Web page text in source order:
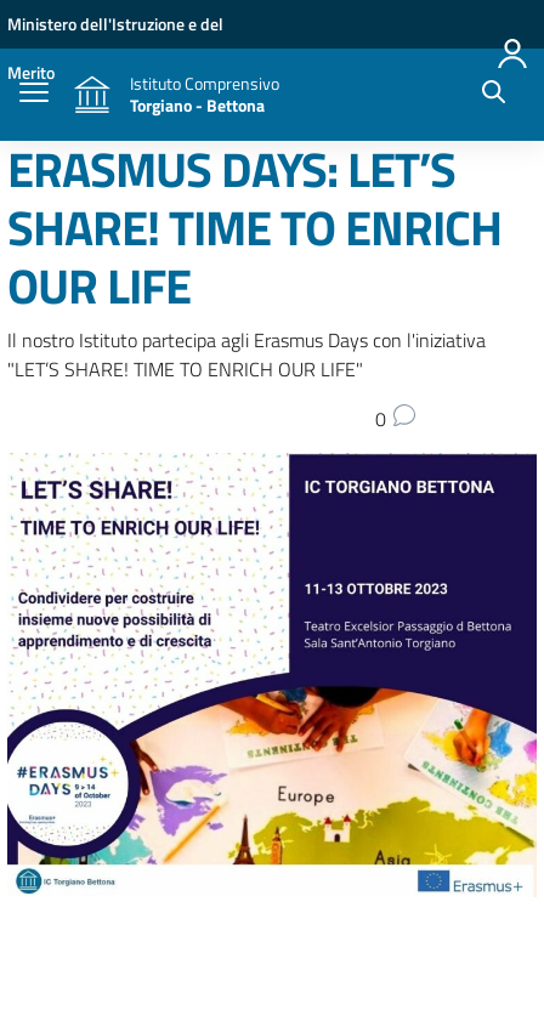
Vai ai contenuti
Vai al menu di navigazione
Vai al footer
Ministero dell'Istruzione e del
Merito
Istituto Comprensivo
Torgiano - Bettona
ERASMUS DAYS: LET’S
SHARE! TIME TO ENRICH
OUR LIFE
Il nostro Istituto partecipa agli Erasmus Days con l'iniziativa
"LET’S SHARE! TIME TO ENRICH OUR LIFE"
0